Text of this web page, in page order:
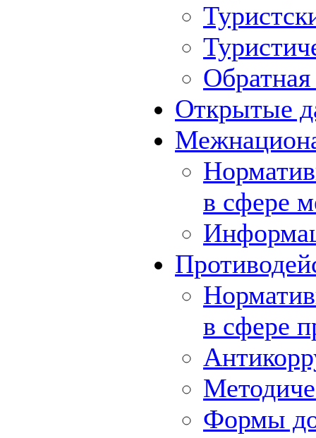
Обратная
Открытые
в сфере
в сфере
Формы